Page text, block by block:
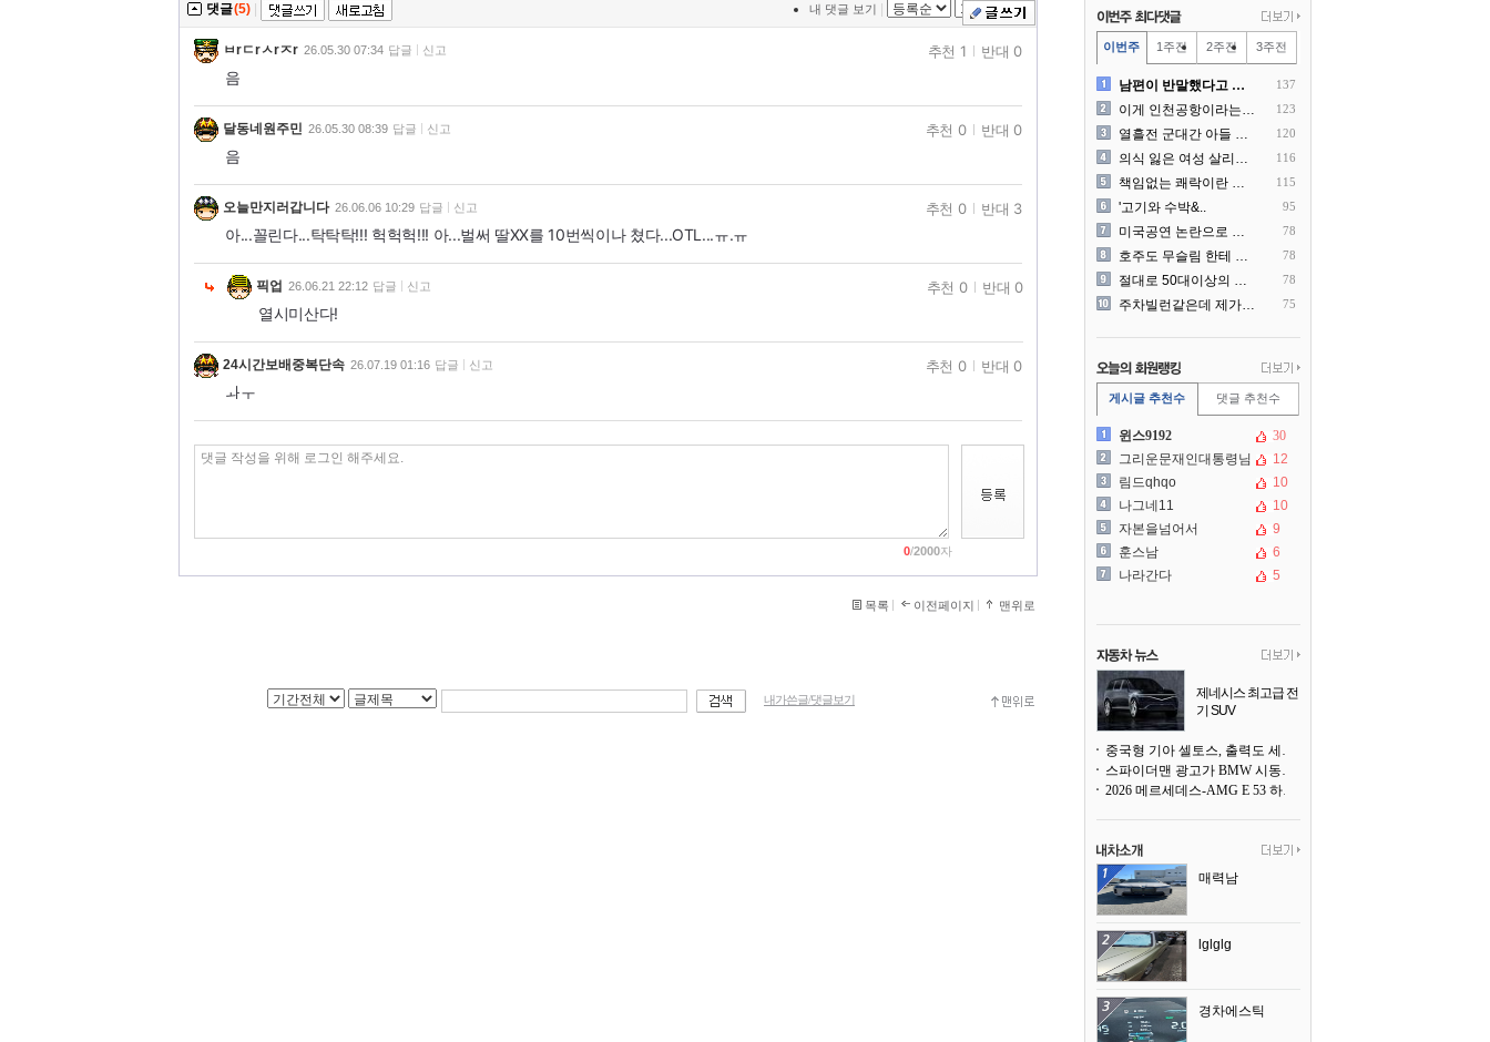
댓글(5) 내 댓글 보기
ㅂrㄷrㅅrㅈr 26.05.30 07:34 답글 신고
음
추천 1 반대 0
달동네원주민 26.05.30 08:39 답글 신고
음
추천 0 반대 0
오늘만지러갑니다 26.06.06 10:29 답글 신고
아...꼴린다...탁탁탁!!! 헉헉헉!!! 아...벌써 딸XX를 10번씩이나 쳤다...OTL...ㅠ.ㅠ
추천 0 반대 3
픽업 26.06.21 22:12 답글 신고
열시미산다!
추천 0 반대 0
24시간보배중복단속 26.07.19 01:16 답글 신고
ㅘㅜ
추천 0 반대 0
0/2000자
목록 이전페이지 맨위로
내가쓴글/댓글보기
이번주 1주전 2주전 3주전
남편이 반말했다고 똑같이 반.. 137
이게 인천공항이라는게 믿겨지.. 123
열흘전 군대간 아들 소포(가.. 120
의식 잃은 여성 살리려다 성.. 116
책임없는 쾌락이란 말에 빡친.. 115
'고기와 수박&.. 95
미국공연 논란으로 지금 다시.. 78
호주도 무슬림 한테 점령 당.. 78
절대로 50대이상의 딜러를 .. 78
주차빌런같은데 제가 잘못한건.. 75
게시글 추천수 댓글 추천수
윈스9192
30
그리운문재인대통령님
12
림드qhqo
10
나그네11
10
자본을넘어서
9
훈스남
6
나라간다
5
제네시스 최고급 전
기 SUV
중국형 기아 셀토스, 출력도 세지고 27인치 초대형 디스플레이까지
스파이더맨 광고가 BMW 시동화면을 점령하다, 오너들은 불만
2026 메르세데스-AMG E 53 하이브리드 왜건 시승기
매력남
lglglg
경차에스틱